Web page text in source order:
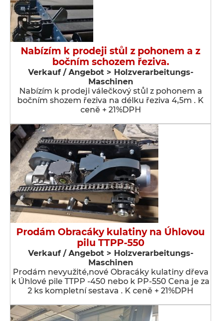
Nabízím k prodeji stůl z pohonem a z
bočním schozem řeziva.
Verkauf / Angebot > Holzverarbeitungs-
Maschinen
Nabízím k prodeji válečkový stůl z pohonem a
bočním shozem řeziva na délku řeziva 4,5m . K
ceně + 21%DPH
Prodám Obracáky kulatiny na Úhlovou
pilu TTPP-550
Verkauf / Angebot > Holzverarbeitungs-
Maschinen
Prodám nevyužité,nové Obracáky kulatiny dřeva
k Úhlové pile TTPP -450 nebo k PP-550 Cena je za
2 ks kompletní sestava . K ceně + 21%DPH